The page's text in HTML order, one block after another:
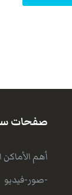
صفحات
أهم
-صور-فيديو